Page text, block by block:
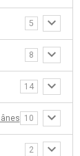
5
8
14
10
2